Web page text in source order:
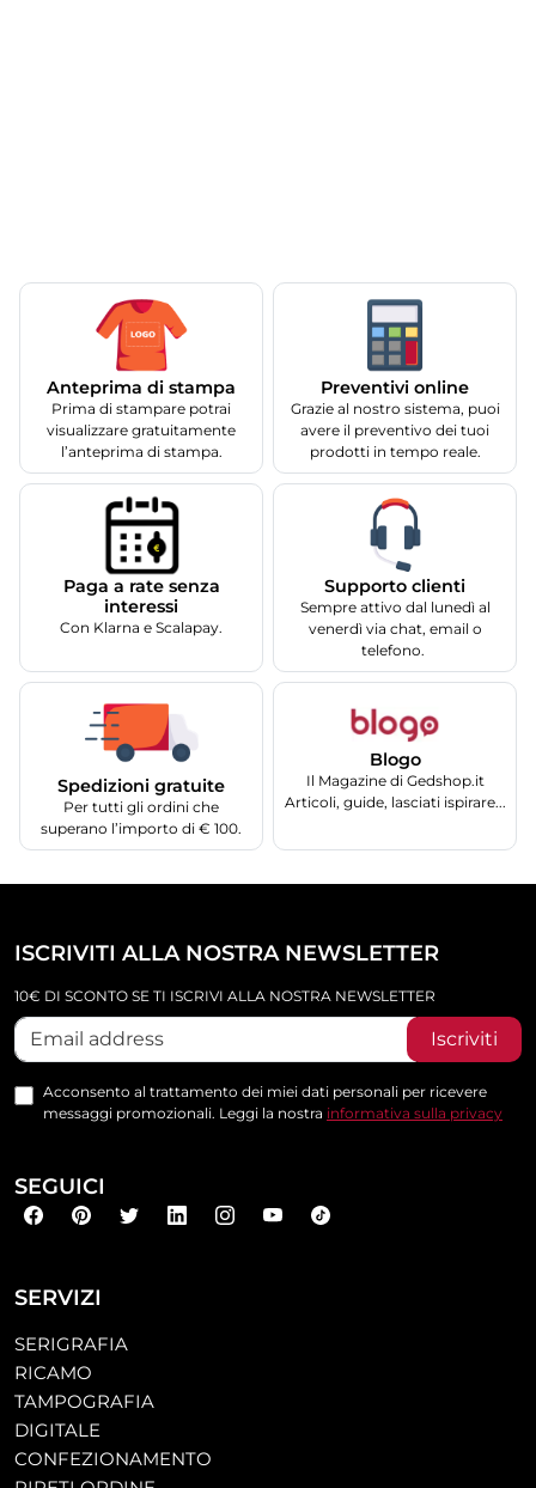
Anteprima di stampa
Prima di stampare potrai
visualizzare gratuitamente
l’anteprima di stampa.
Preventivi online
Grazie al nostro sistema, puoi
avere il preventivo dei tuoi
prodotti in tempo reale.
Paga a rate senza
interessi
Con Klarna e Scalapay.
Supporto clienti
Sempre attivo dal lunedì al
venerdì via chat, email o
telefono.
Spedizioni gratuite
Per tutti gli ordini che
superano l’importo di € 100.
Blogo
Il Magazine di Gedshop.it
Articoli, guide, lasciati ispirare...
SERVIZI
SERIGRAFIA
RICAMO
TAMPOGRAFIA
DIGITALE
CONFEZIONAMENTO
ISCRIVITI ALLA NOSTRA NEWSLETTER
10€ DI SCONTO SE TI ISCRIVI ALLA NOSTRA NEWSLETTER
Iscriviti
Acconsento al trattamento dei miei dati personali per ricevere
messaggi promozionali. Leggi la nostra informativa sulla privacy
SEGUICI